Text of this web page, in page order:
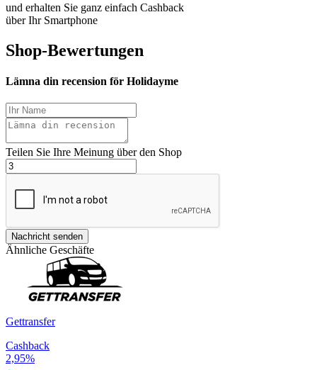
und erhalten Sie ganz einfach Cashback
über Ihr Smartphone
Shop-Bewertungen
Lämna din recension för Holidayme
Teilen Sie Ihre Meinung über den Shop
Nachricht senden
Ähnliche Geschäfte
Gettransfer
Cashback
2,95%